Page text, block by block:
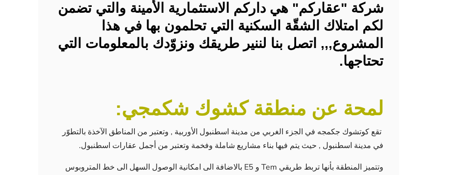
شركة "عقاركم" هي داركم الاستثمارية الأمينة والتي تضمن
لكم امتلاك الشقّة السكنية التي تحلمون بها في هذا
المشروع,,, اتصل بنا لننير طريقك ونزوّدك بالمعلومات التي
تحتاجها.
لمحة عن منطقة كشوك شكمجي:
تقع كوتشوك جكمجه في الجزء الغربي من مدينة اسطنبول الأوربية , وتعتبر من المناطق الآخذة بالتطوّر
في مدينة اسطنبول , حيث يتم فيها بناء مشاريع شاملة وفخمة وتعتبر من أجمل عقارات اسطنبول.
وتتميز المنطقة بأنها تربط طريقي Tem و E5 بالاضافة الى امكانية الوصول السهل الى خط المتروبوس